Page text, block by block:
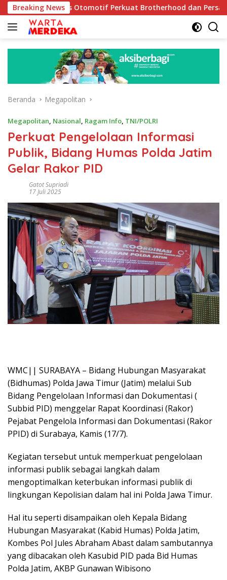
Langsung
ke
konten
Breaking News
Otomotif Perkuat Brotherhood dan Persatuan Bangsa di
Beranda Megapolitan
Megapolitan, Nasional, Ragam Info, TNI/POLRI
Perkuat Pengelolaan Informasi
Publik, Bidang Humas Polda Jatim
Gelar Rakor PID
Gatot Supriadi
17 Juli 2025
WMC|| SURABAYA – Bidang Hubungan Masyarakat
(Bidhumas) Polda Jawa Timur (Jatim) melalui Sub
Bidang Pengelolaan Informasi dan Dokumentasi (
Subbid PID) menggelar Rapat Koordinasi (Rakor)
Pejabat Pengelola Informasi dan Dokumentasi (Rakor
PPID) di Surabaya, Kamis (17/7).
Kegiatan tersebut untuk memperkuat pengelolaan
informasi publik sebagai langkah dalam
mengoptimalkan keterbukan informasi publik di
lingkungan Kepolisian dalam hal ini Polda Jawa Timur.
Hal itu seperti disampaikan oleh Kepala Bidang
Hubungan Masyarakat (Kabid Humas) Polda Jatim,
Kombes Pol Jules Abraham Abast dalam sambutannya
yang dibacakan oleh Kasubid PID pada Bid Humas
Polda Jatim, AKBP Gunawan Wibisono